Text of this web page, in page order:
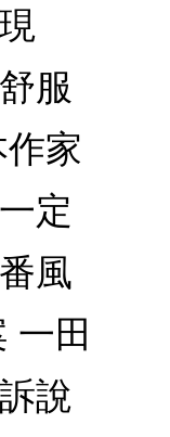
服
家
定
風
一田
說